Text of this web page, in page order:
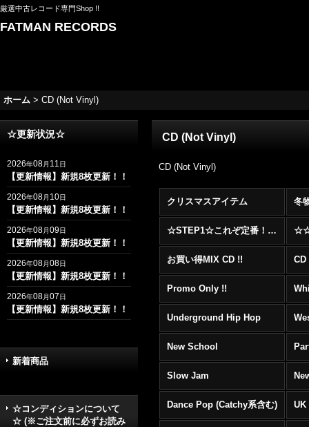
厳選中古レコード専門Shop !!
FATMAN RECORDS
ホーム > CD (Not Vinyl)
☆更新状況☆
2026年08月 11日
【更新情報】新規8枚更新！！
2026年08月 10日
【更新情報】新規8枚更新！！
2026年08月09日
【更新情報】新規8枚更新！！
2026年08月08日
【更新情報】新規8枚更新！！
2026年08月07日
【更新情報】新規8枚更新！！
新着商品
☆コンディションについて
☆ (※ご注文前に必ずお読み
CD (Not Vinyl)
CD (Not Vinyl)
クリスマスアイテム 冬
☆STEP1☆これぞ定番！！まずはここから！2000年代R&BフロアヒットBest 100 !!!
お買い得MIX CD !!
Promo Only !!
Underground Hip Hop
New School
Slow Jam
Dance Pop (Catchy系含む) UK